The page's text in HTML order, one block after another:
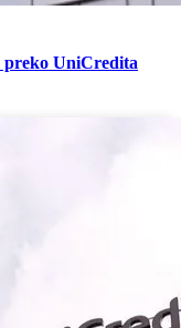
preko UniCredita